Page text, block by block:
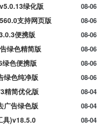
08-06
绿化版
08-06
支持网页版
08-06
便携版
08-06
绿色精简版
08-06
色便携版
08-06
绿色纯净版
08-04
精简优化版
08-04
广告绿色版
08-04
具)v18.5.0